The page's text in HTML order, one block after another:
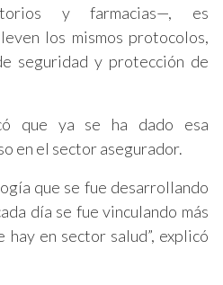
y farmacias—, es
los mismos protocolos,
seguridad y protección de
que ya se ha dado esa
en el sector asegurador.
que se fue desarrollando
día se fue vinculando más
hay en sector salud”, explicó